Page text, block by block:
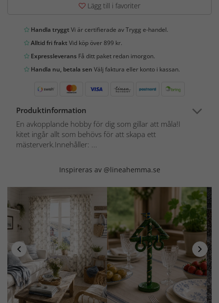
Lägg till i favoriter
Handla tryggtVi är certifierade av Trygg e-handel.
Alltid fri fraktVid köp över 899 kr.
Expressleverans Få ditt paket redan imorgon.
Handla nu, betala sen Välj faktura eller konto i kassan.
Produktinformation
En avkopplande hobby för dig som gillar att måla!I
kitet ingår allt som behövs för att skapa ett
mästerverk.Innehåller: ...
Inspireras av @lineahemma.se